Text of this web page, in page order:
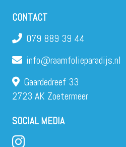
CONTACT
079 889 39 44
info@raamfolieparadijs.nl
Gaardedreef 33
2723 AK Zoetermeer
SOCIAL MEDIA